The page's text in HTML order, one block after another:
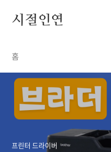
시절인연
홈
프린터 드라이버